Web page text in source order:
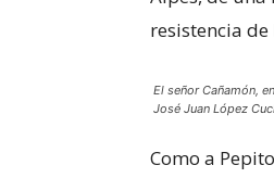
resistencia
El señor Cañamón,
José Juan López
Como a